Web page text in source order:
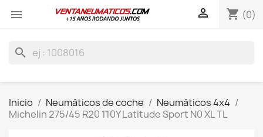
 shopping_cart (0)

search
Inicio Neumáticos de coche
Neumáticos 4x4
Michelin 275/45 R20 110Y Latitude Sport N0 XL TL